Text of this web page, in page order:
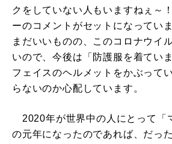
クをしていない人もいますねぇ～
ーのコメントがセットになってい
まだいいものの、このコロナウイ
いので、今後は「防護服を着てい
フェイスのヘルメットをかぶって
らないのか心配しています。
2020年が世界中の人にとって「
の元年になったのであれば、だっ